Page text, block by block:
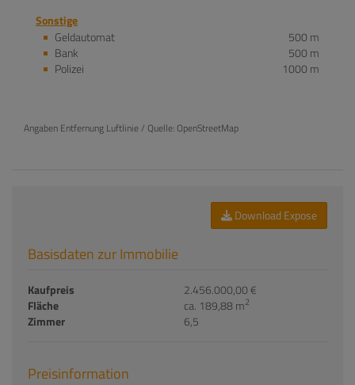
Sonstige
Geldautomat
500 m
Bank
500 m
Polizei
1000 m
Angaben Entfernung Luftlinie / Quelle: OpenStreetMap
Download Expose
Basisdaten zur Immobilie
Kaufpreis
2.456.000,00 €
Fläche
ca. 189,88 m2
Zimmer 6,5
Preisinformation